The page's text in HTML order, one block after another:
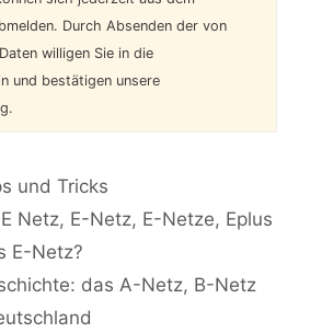
Durch Absenden der von
willigen Sie in die
und bestätigen unsere
und Tricks
E Netz, E-Netz, E-Netze, Eplus
E-Netz?
das A-Netz, B-Netz